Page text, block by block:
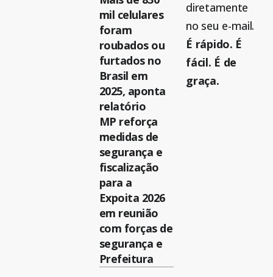
mil celulares
foram
roubados ou
furtados no
Brasil em
2025, aponta
relatório
MP reforça
medidas de
segurança e
fiscalização
para a
Expoita 2026
em reunião
com forças de
segurança e
Prefeitura
diretamente
no seu e-mail.
É rápido. É
fácil. É de
graça.